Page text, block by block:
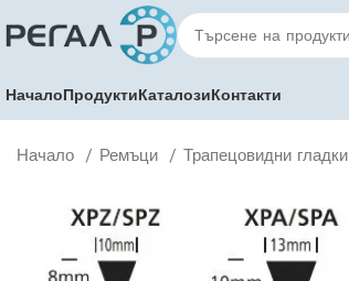
НачалоПродуктиКаталозиКонтакти
Начало Ремъци Трапецовидни гладки